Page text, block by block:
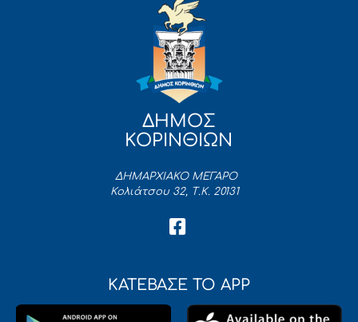
ΔΗΜΟΣ
ΚΟΡΙΝΘΙΩΝ
ΔΗΜΑΡΧΙΑΚΟ ΜΕΓΑΡΟ
Κολιάτσου 32, Τ.Κ. 20131
ΚΑΤΕΒΑΣΕ ΤΟ APP